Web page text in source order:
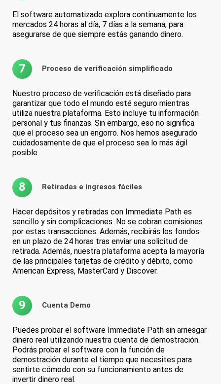
El software automatizado explora continuamente los
mercados 24 horas al día, 7 días a la semana, para
asegurarse de que siempre estás ganando dinero.
7 Proceso de verificación simplificado
Nuestro proceso de verificación está diseñado para
garantizar que todo el mundo esté seguro mientras
utiliza nuestra plataforma. Esto incluye tu información
personal y tus finanzas. Sin embargo, eso no significa
que el proceso sea un engorro. Nos hemos asegurado
cuidadosamente de que el proceso sea lo más ágil
posible.
8 Retiradas e ingresos fáciles
Hacer depósitos y retiradas con Immediate Path es
sencillo y sin complicaciones. No se cobran comisiones
por estas transacciones. Además, recibirás los fondos
en un plazo de 24 horas tras enviar una solicitud de
retirada. Además, nuestra plataforma acepta la mayoría
de las principales tarjetas de crédito y débito, como
American Express, MasterCard y Discover.
9 Cuenta Demo
Puedes probar el software Immediate Path sin arriesgar
dinero real utilizando nuestra cuenta de demostración.
Podrás probar el software con la función de
demostración durante el tiempo que necesites para
sentirte cómodo con su funcionamiento antes de
invertir dinero real.